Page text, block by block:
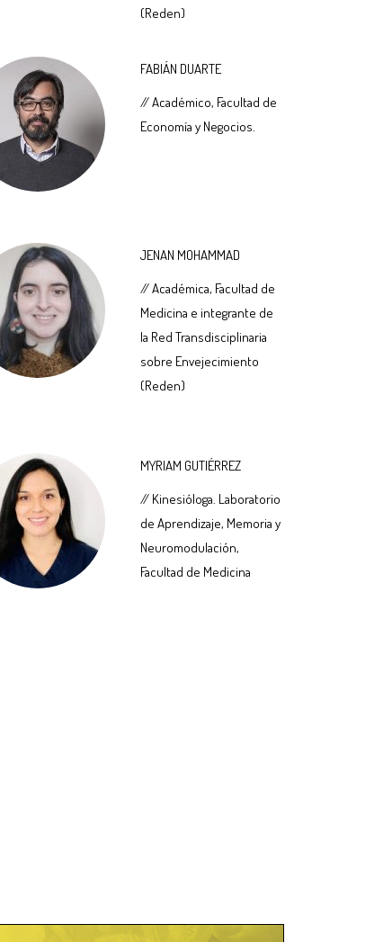
(Reden)
FABIÁN DUARTE
// Académico, Facultad de
Economía y Negocios.
JENAN MOHAMMAD
// Académica, Facultad de
Medicina e integrante de
la Red Transdisciplinaria
sobre Envejecimiento
(Reden)
MYRIAM GUTIÉRREZ
// Kinesióloga. Laboratorio
de Aprendizaje, Memoria y
Neuromodulación,
Facultad de Medicina